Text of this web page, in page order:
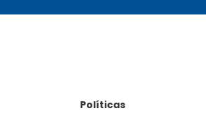
Políticas